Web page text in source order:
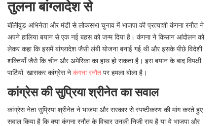
तुलना बांग्लादेश से
बॉलीवुड अभिनेता और मंडी से लोकसभा चुनाव में भाजपा की प्रत्याशी कंगना रनौत ने
अपने हालिया बयान से एक नई बहस को जन्म दिया है। कंगना ने किसान आंदोलन को
लेकर कहा कि इसमें बांग्लादेश जैसी लंबी योजना बनाई गई थी और इसके पीछे विदेशी
शक्तियाँ जैसे कि चीन और अमेरिका का हाथ हो सकता है। इस बयान के बाद विपक्षी
पार्टियों, खासकर कांग्रेस ने कंगना रनौत पर हमला बोला है।
कांग्रेस की सुप्रिया श्रीनेत का सवाल
कांग्रेस नेता सुप्रिया श्रीनेत ने भाजपा और सरकार से स्पष्टीकरण की मांग करते हुए
सवाल किया है कि क्या कंगना रनौत के विचार उनकी निजी राय है या ये भाजपा और